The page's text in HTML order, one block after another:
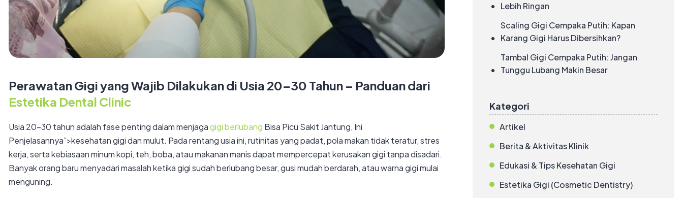
Perawatan Gigi yang Wajib Dilakukan di Usia 20–30 Tahun – Panduan dari
Estetika Dental Clinic
Usia 20–30 tahun adalah fase penting dalam menjagagigi berlubang Bisa Picu Sakit Jantung, Ini
Penjelasannya”>kesehatan gigi dan mulut. Pada rentang usia ini, rutinitas yang padat, pola makan tidak teratur, stres
kerja, serta kebiasaan minum kopi, teh, boba, atau makanan manis dapat mempercepat kerusakan gigi tanpa disadari.
Banyak orang baru menyadari masalah ketika gigi sudah berlubang besar, gusi mudah berdarah, atau warna gigi mulai
menguning.
Lebih Ringan
Scaling Gigi Cempaka Putih: Kapan
Karang Gigi Harus Dibersihkan?
Tambal Gigi Cempaka Putih: Jangan
Tunggu Lubang Makin Besar
Kategori
Artikel
Berita & Aktivitas Klinik
Edukasi & Tips Kesehatan Gigi
Estetika Gigi (Cosmetic Dentistry)